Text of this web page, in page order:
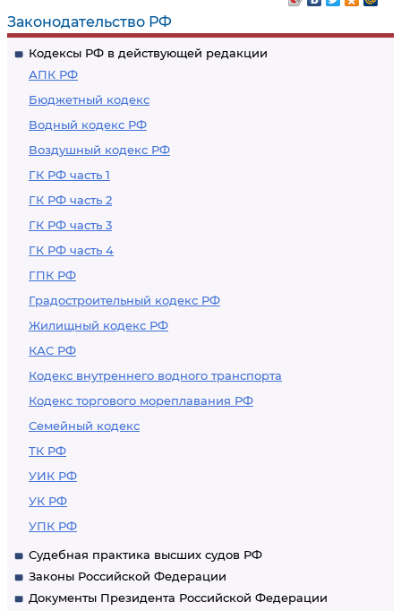
Законодательство РФ
Кодексы РФ в действующей редакции
АПК РФ
Бюджетный кодекс
Водный кодекс РФ
Воздушный кодекс РФ
ГК РФ часть 1
ГК РФ часть 2
ГК РФ часть 3
ГК РФ часть 4
ГПК РФ
Градостроительный кодекс РФ
Жилищный кодекс РФ
КАС РФ
Кодекс внутреннего водного транспорта
Кодекс торгового мореплавания РФ
Семейный кодекс
ТК РФ
УИК РФ
УК РФ
УПК РФ
Судебная практика высших судов РФ
Законы Российской Федерации
Документы Президента Российской Федерации